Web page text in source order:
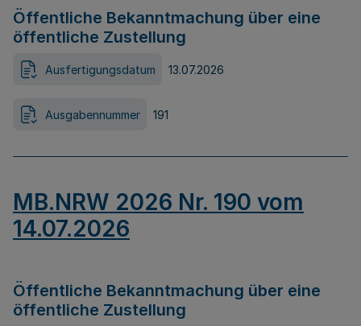
Öffentliche Bekanntmachung über eine
öffentliche Zustellung
Ausfertigungsdatum 13.07.2026
Ausgabennummer 191
MB.NRW 2026 Nr. 190 vom
14.07.2026
Öffentliche Bekanntmachung über eine
öffentliche Zustellung